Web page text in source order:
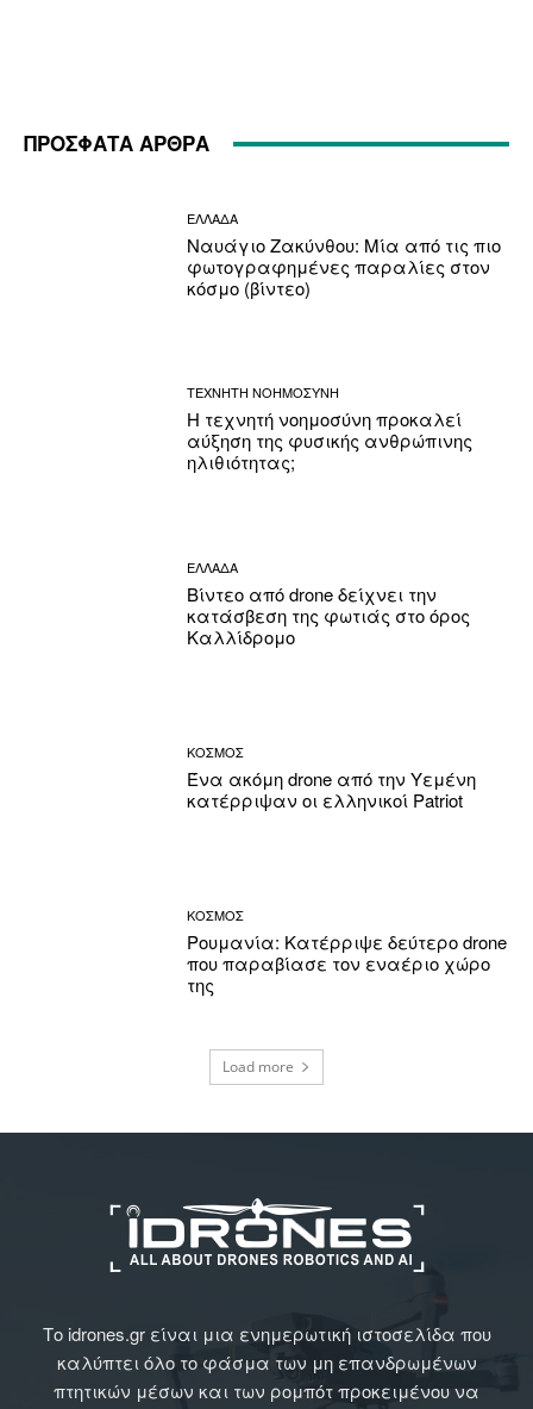
ΠΡΟΣΦΑΤΑ ΑΡΘΡΑ
ΕΛΛΑΔΑ
Ναυάγιο Ζακύνθου: Μία από τις πιο
φωτογραφημένες παραλίες στον
κόσμο (βίντεο)
ΤΕΧΝΗΤΗ ΝΟΗΜΟΣΥΝΗ
Η τεχνητή νοημοσύνη προκαλεί
αύξηση της φυσικής ανθρώπινης
ηλιθιότητας;
ΕΛΛΑΔΑ
Βίντεο από drone δείχνει την
κατάσβεση της φωτιάς στο όρος
Καλλίδρομο
ΚΟΣΜΟΣ
Ένα ακόμη drone από την Υεμένη
κατέρριψαν οι ελληνικοί Patriot
ΚΟΣΜΟΣ
Ρουμανία: Κατέρριψε δεύτερο drone
που παραβίασε τον εναέριο χώρο
της
Load more
Το idrones.gr είναι μια ενημερωτική ιστοσελίδα που
καλύπτει όλο το φάσμα των μη επανδρωμένων
πτητικών μέσων και των ρομπότ προκειμένου να